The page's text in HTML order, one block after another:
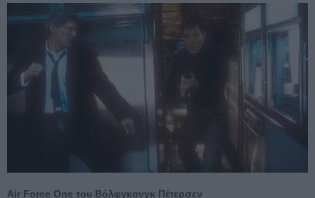
Air Force One του Βόλφγκανγκ Πέτερσεν